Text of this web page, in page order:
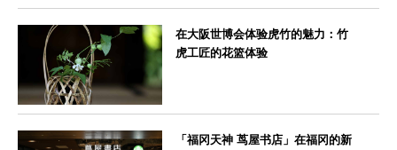
在大阪世博会体验虎竹的魅力：竹
虎工匠的花篮体验
「福冈天神 茑屋书店」在福冈的新